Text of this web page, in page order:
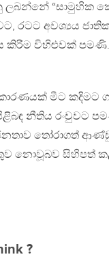
ලබන්නේ “සාමුහික
රටට අවශ්‍යය
කිරීම විහිළුවක්
මීට කදිමට
නීතිය රංචුවට
තෝරාගත්
නොවූබව සිහිපත්
?